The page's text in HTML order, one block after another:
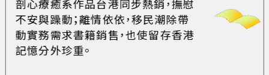
剖心療癒系作品台港同步熱銷，撫慰
不安與躁動；離情依依，移民潮除帶
動實務需求書籍銷售，也使留存香港
記憶分外珍重。